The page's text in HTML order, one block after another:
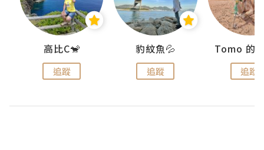
高比C🐒
追蹤
豹紋魚💦
追蹤 追蹤